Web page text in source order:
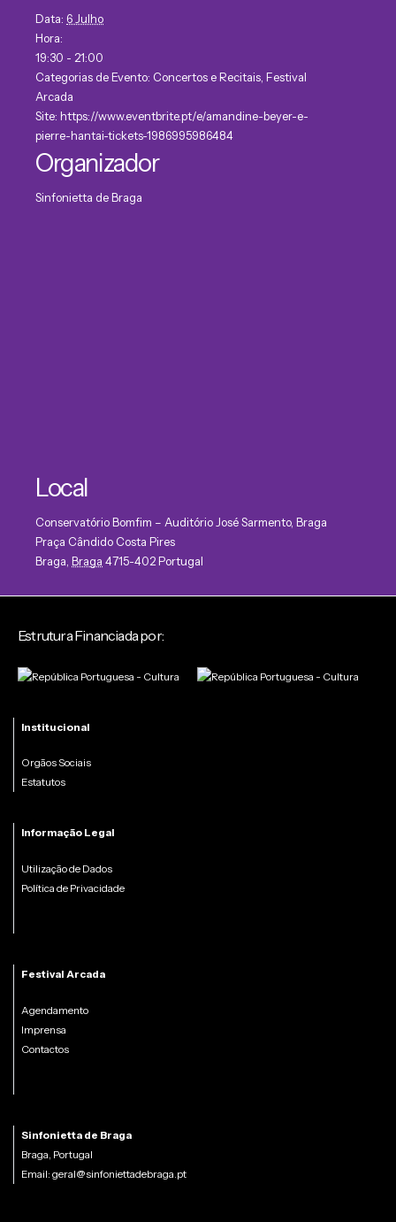
Data: 6 Julho
Hora:
19:30 - 21:00
Categorias de Evento: Concertos e Recitais Festival
Arcada
Site: https://www.eventbrite.pt/e/amandine-beyer-e-
pierre-hantai-tickets-1986995986484
Organizador
Sinfonietta de Braga
Local
Conservatório Bomfim – Auditório José Sarmento, Braga
Praça Cândido Costa Pires
Braga Braga 4715-402Portugal
Estrutura Financiada por:
Institucional
Orgãos Sociais
Estatutos
Informação Legal
Utilização de Dados
Política de Privacidade
Festival Arcada
Agendamento
Imprensa
Contactos
Sinfonietta de Braga
Braga, Portugal
Email: geral@sinfoniettadebraga.pt